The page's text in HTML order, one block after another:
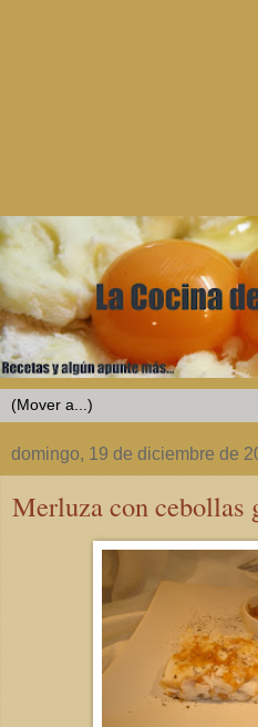
domingo, 19 de diciembre de
Merluza con cebollas